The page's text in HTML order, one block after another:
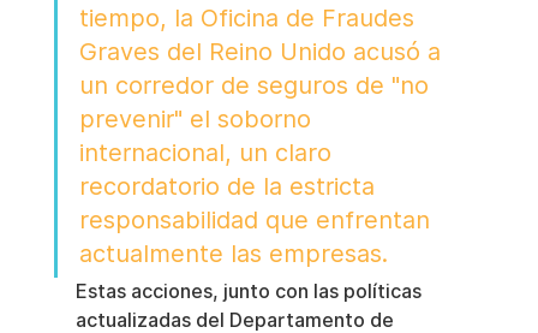
tiempo, la Oficina de Fraudes
Graves del Reino Unido acusó a
un corredor de seguros de "no
prevenir" el soborno
internacional, un claro
recordatorio de la estricta
responsabilidad que enfrentan
actualmente las empresas.
Estas acciones, junto con las políticas
actualizadas del Departamento de